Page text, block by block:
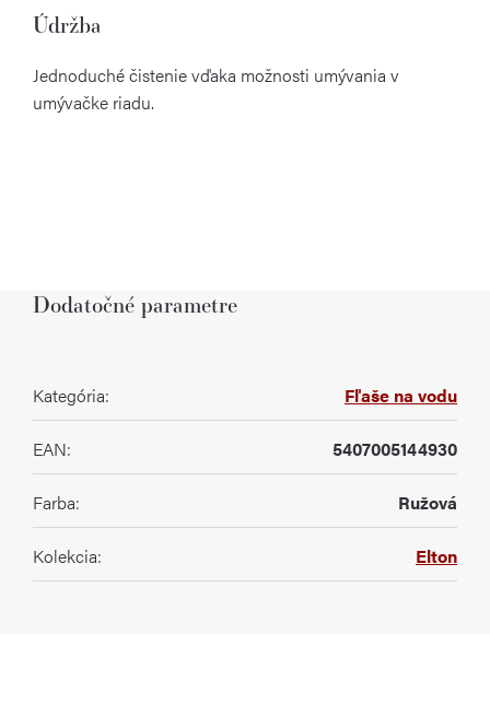
Údržba
Jednoduché čistenie vďaka možnosti umývania v
umývačke riadu.
Dodatočné parametre
Kategória: Fľaše na vodu
EAN: 5407005144930
Farba: Ružová
Kolekcia: Elton